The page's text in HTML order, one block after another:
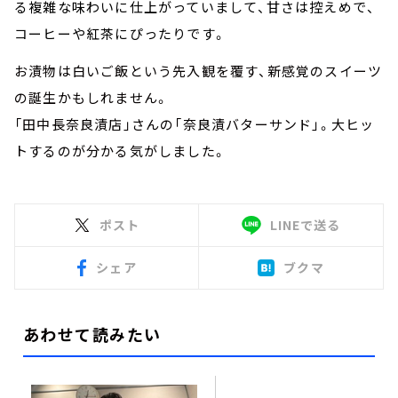
る複雑な味わいに仕上がっていまして、甘さは控えめで、
コーヒーや紅茶にぴったりです。
お漬物は白いご飯という先入観を覆す、新感覚のスイーツ
の誕生かもしれません。
「田中長奈良漬店」さんの「奈良漬バターサンド」。大ヒッ
トするのが分かる気がしました。
ポスト LINEで送る
シェア ブクマ
あわせて読みたい